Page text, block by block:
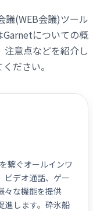
議(WEB会議)ツール
Garnetについての概
意点などを紹介し
ださい。
繋ぐオールインワ
ビデオ通話、ゲー
々な機能を提供
進します。砕氷船